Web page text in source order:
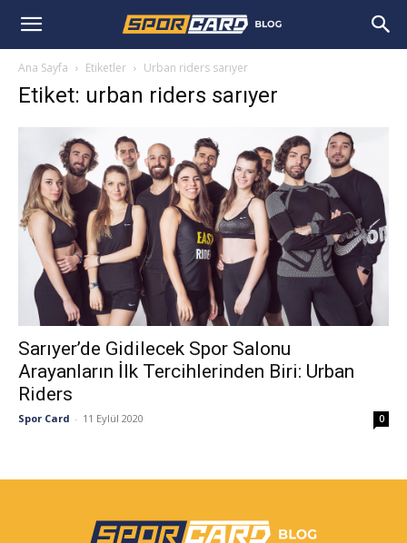
Ana Sayfa Etiketler Urban riders sarıyer
Etiket: urban riders sarıyer
Sarıyer’de Gidilecek Spor Salonu
Arayanların İlk Tercihlerinden Biri: Urban
Riders
Spor Card - 11 Eylül 2020 0